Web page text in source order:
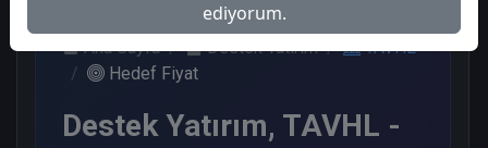
Ana Sayfa Destek Yatırım
TAVHL
Hedef Fiyat
Destek Yatırım, TAVHL -
ediyorum.